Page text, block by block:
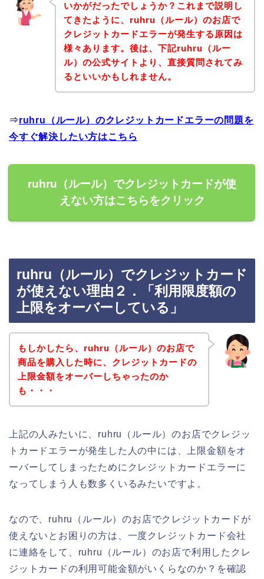
いかがだったでしょうか？これまで説明し
てきたように、ruhru（ルール）のお店で
クレジットカードエラーが発生する原因は
様々あります。後は、下記ruhru（ルー
ル）の公式サイトより、直接質問されてみ
るといいかもしれません。
⇒ruhru（ルール）のクレジットカードエラーの問題を
今すぐ解決したい方はこちら
ruhru（ルール）でクレジットカードが使
えない方はこちらをクリック
ruhru（ルール）でクレジットカード
が使えない理由２．「利用限度額の
上限をオーバーしている」
もしかしたら、ruhru（ルール）のお店で
商品を購入した時に、クレジットカードの
上限金額をオーバーしちゃったのか
も・・・
上記の人みたいに、ruhru（ルール）のお店でクレジッ
トカードエラーが発生した人の中には、上限金額をオ
ーバーしてしまったためにクレジットカードエラーに
なってしまう人も数多くいるみたいですよ。
なので、ruhru（ルール）のお店でクレジットカードが
使えないとお困りの方は、一度クレジットカード会社
に連絡をして、ruhru（ルール）のお店で利用したクレ
ジットカードの利用可能金額がいくらなのか？を確認